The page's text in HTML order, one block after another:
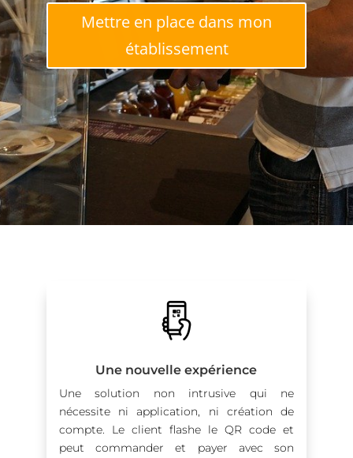
Mettre en place dans mon
établissement
Une nouvelle expérience
Une solution non intrusive qui ne
nécessite ni application, ni création de
compte. Le client flashe le QR code et
peut commander et payer avec son